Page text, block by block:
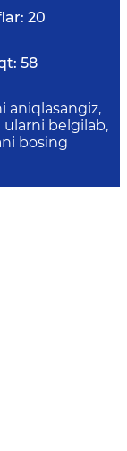
20
58
aniqlasangiz,
belgilab,
bosing